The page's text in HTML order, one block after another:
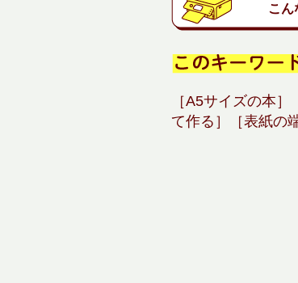
こん
［A5サイズの本
て作る］［表紙の